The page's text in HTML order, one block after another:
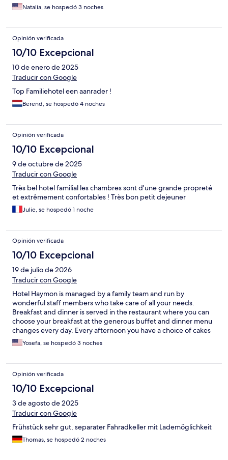
Natalia, se hospedó 3 noches
Opinión verificada
10/10 Excepcional
10 de enero de 2025
Traducir con Google
Top Familiehotel een aanrader !
Berend, se hospedó 4 noches
Opinión verificada
10/10 Excepcional
9 de octubre de 2025
Traducir con Google
Très bel hotel familial les chambres sont d'une grande propreté
et extrêmement confortables ! Très bon petit dejeuner
Julie, se hospedó 1 noche
Opinión verificada
10/10 Excepcional
19 de julio de 2026
Traducir con Google
Hotel Haymon is managed by a family team and run by
wonderful staff members who take care of all your needs.
Breakfast and dinner is served in the restaurant where you can
choose your breakfast at the generous buffet and dinner menu
changes every day. Every afternoon you have a choice of cakes
and cookies and you can order coffee or any other beverage.
We had a quite big room with a terrace facing the mountains. I
Yosefa, se hospedó 3 noches
Opinión verificada
10/10 Excepcional
3 de agosto de 2025
Traducir con Google
Frühstück sehr gut, separater Fahradkeller mit Lademöglichkeit
Thomas, se hospedó 2 noches